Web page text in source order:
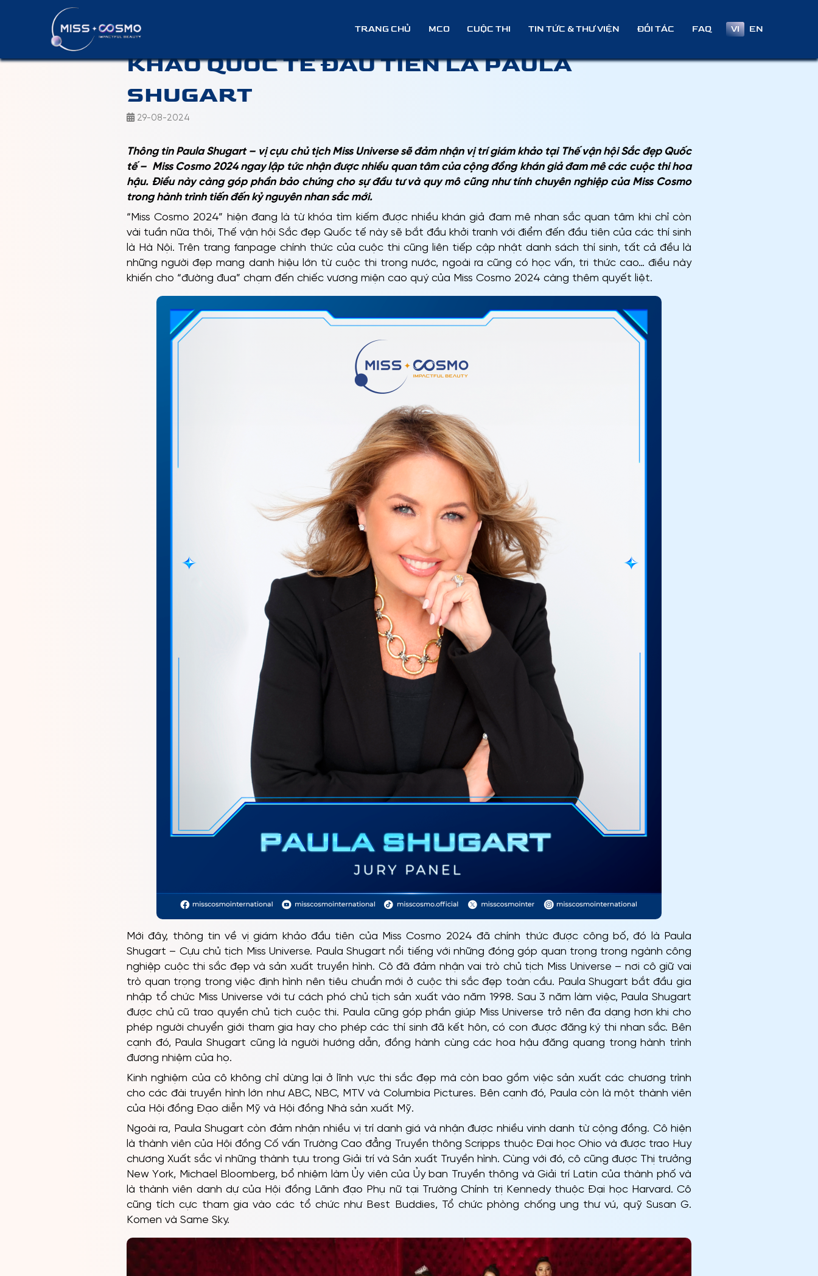
TRANG CHỦ MCO CUỘC THI TIN TỨC & THƯ VIỆN ĐỐI TÁC FAQ VI EN
HOT: MISS COSMO 2024 CÔNG BỐ GIÁM
KHẢO QUỐC TẾ ĐẦU TIÊN LÀ PAULA
SHUGART
29-08-2024
Thông tin Paula Shugart – vị cựu chủ tịch Miss Universe sẽ đảm nhận vị trí giám khảo tại Thế vận hội Sắc đẹp Quốc
tế – Miss Cosmo 2024 ngay lập tức nhận được nhiều quan tâm của cộng đồng khán giả đam mê các cuộc thi hoa
hậu. Điều này càng góp phần bảo chứng cho sự đầu tư và quy mô cũng như tính chuyên nghiệp của Miss Cosmo
trong hành trình tiến đến kỷ nguyên nhan sắc mới.
“Miss Cosmo 2024” hiện đang là từ khóa tìm kiếm được nhiều khán giả đam mê nhan sắc quan tâm khi chỉ còn
vài tuần nữa thôi, Thế vận hội Sắc đẹp Quốc tế này sẽ bắt đầu khởi tranh với điểm đến đầu tiên của các thí sinh
là Hà Nội. Trên trang fanpage chính thức của cuộc thi cũng liên tiếp cập nhật danh sách thí sinh, tất cả đều là
những người đẹp mang danh hiệu lớn từ cuộc thi trong nước, ngoài ra cũng có học vấn, tri thức cao… điều này
khiến cho “đường đua” chạm đến chiếc vương miện cao quý của Miss Cosmo 2024 càng thêm quyết liệt.
Mới đây, thông tin về vị giám khảo đầu tiên của Miss Cosmo 2024 đã chính thức được công bố, đó là Paula
Shugart – Cựu chủ tịch Miss Universe. Paula Shugart nổi tiếng với những đóng góp quan trọng trong ngành công
nghiệp cuộc thi sắc đẹp và sản xuất truyền hình. Cô đã đảm nhận vai trò chủ tịch Miss Universe – nơi cô giữ vai
trò quan trọng trong việc định hình nên tiêu chuẩn mới ở cuộc thi sắc đẹp toàn cầu. Paula Shugart bắt đầu gia
nhập tổ chức Miss Universe với tư cách phó chủ tịch sản xuất vào năm 1998. Sau 3 năm làm việc, Paula Shugart
được chủ cũ trao quyền chủ tịch cuộc thi. Paula cũng góp phần giúp Miss Universe trở nên đa dạng hơn khi cho
phép người chuyển giới tham gia hay cho phép các thí sinh đã kết hôn, có con được đăng ký thi nhan sắc. Bên
cạnh đó, Paula Shugart cũng là người hướng dẫn, đồng hành cùng các hoa hậu đăng quang trong hành trình
đương nhiệm của họ.
Kinh nghiệm của cô không chỉ dừng lại ở lĩnh vực thi sắc đẹp mà còn bao gồm việc sản xuất các chương trình
cho các đài truyền hình lớn như ABC, NBC, MTV và Columbia Pictures. Bên cạnh đó, Paula còn là một thành viên
của Hội đồng Đạo diễn Mỹ và Hội đồng Nhà sản xuất Mỹ.
Ngoài ra, Paula Shugart còn đảm nhận nhiều vị trí danh giá và nhận được nhiều vinh danh từ cộng đồng. Cô hiện
là thành viên của Hội đồng Cố vấn Trường Cao đẳng Truyền thông Scripps thuộc Đại học Ohio và được trao Huy
chương Xuất sắc vì những thành tựu trong Giải trí và Sản xuất Truyền hình. Cùng với đó, cô cũng được Thị trưởng
New York, Michael Bloomberg, bổ nhiệm làm Ủy viên của Ủy ban Truyền thông và Giải trí Latin của thành phố và
là thành viên danh dự của Hội đồng Lãnh đạo Phụ nữ tại Trường Chính trị Kennedy thuộc Đại học Harvard. Cô
cũng tích cực tham gia vào các tổ chức như Best Buddies, Tổ chức phòng chống ung thư vú, quỹ Susan G.
Komen và Same Sky.